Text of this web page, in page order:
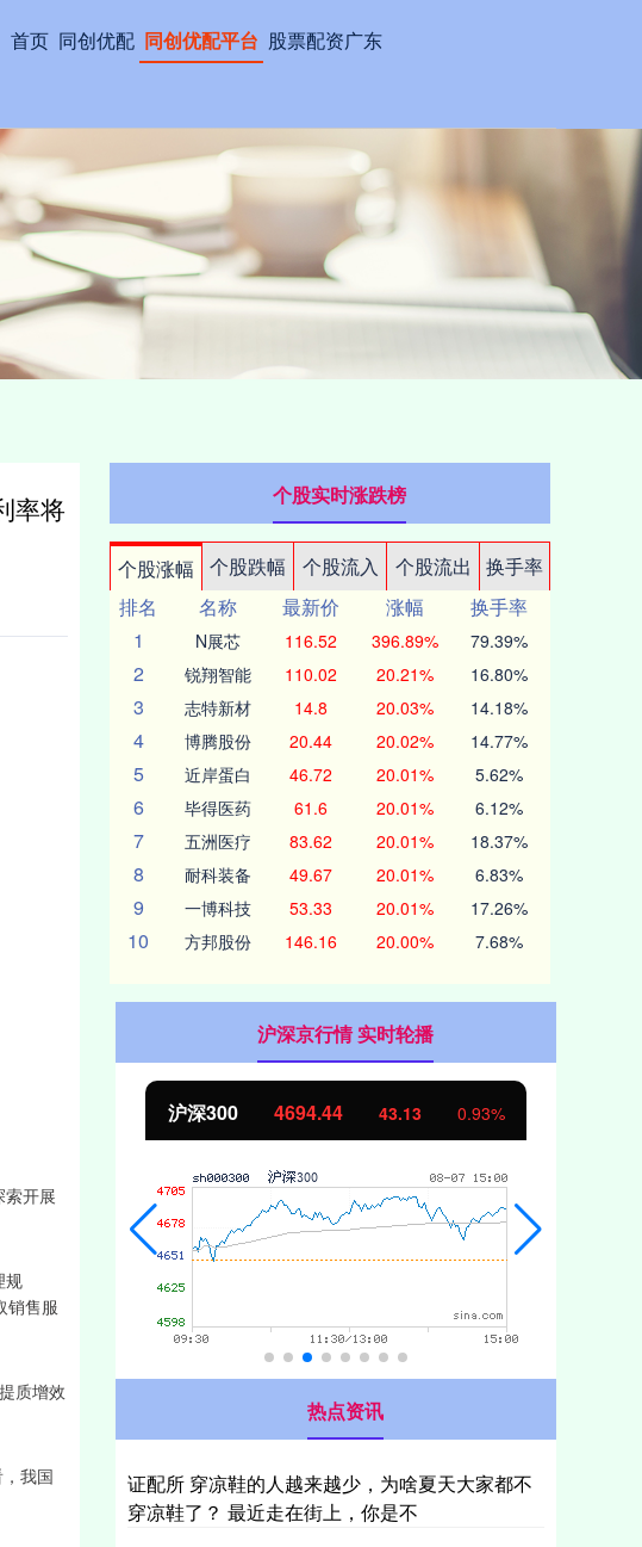
首页 同创优配 同创优配平台 股票配资广东
率将
索开展
规
销售服
质增效
我国
个股实时涨跌榜
个股涨幅 个股跌幅 个股流入 个股流出
换手率
排名
名称 最新价 涨幅
换手率
1
N展芯 116.52 396.89% 79.39%
2 锐翔智能 110.02 20.21% 16.80%
3 志特新材 14.8 20.03% 14.18%
4 博腾股份 20.44 20.02% 14.77%
5 近岸蛋白 46.72 20.01% 5.62%
6 毕得医药 61.6 20.01% 6.12%
7 五洲医疗 83.62 20.01% 18.37%
8 耐科装备 49.67 20.01% 6.83%
9 一博科技 53.33 20.01% 17.26%
10 方邦股份 146.16 20.00% 7.68%
沪深京行情 实时轮播
北证50 1134.24 11.37 1.01%
热点资讯
证配所 穿凉鞋的人越来越少，为啥夏天大家都不
穿凉鞋了？ 最近走在街上，你是不